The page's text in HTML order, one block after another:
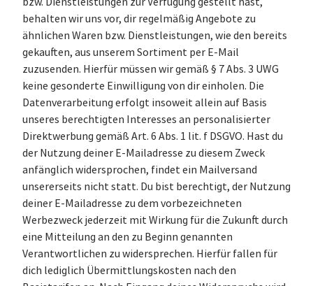
behalten wir uns vor, dir regelmäßig Angebote zu
ähnlichen Waren bzw. Dienstleistungen, wie den bereits
gekauften, aus unserem Sortiment per E-Mail
zuzusenden. Hierfür müssen wir gemäß § 7 Abs. 3 UWG
keine gesonderte Einwilligung von dir einholen. Die
Datenverarbeitung erfolgt insoweit allein auf Basis
unseres berechtigten Interesses an personalisierter
Direktwerbung gemäß Art. 6 Abs. 1 lit. f DSGVO. Hast du
der Nutzung deiner E-Mailadresse zu diesem Zweck
anfänglich widersprochen, findet ein Mailversand
unsererseits nicht statt. Du bist berechtigt, der Nutzung
deiner E-Mailadresse zu dem vorbezeichneten
Werbezweck jederzeit mit Wirkung für die Zukunft durch
eine Mitteilung an den zu Beginn genannten
Verantwortlichen zu widersprechen. Hierfür fallen für
dich lediglich Übermittlungskosten nach den